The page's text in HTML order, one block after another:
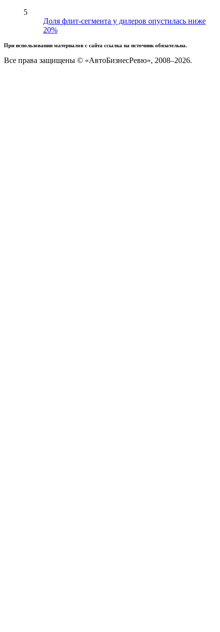
5
Доля флит-сегмента у дилеров опустилась ниже
20%
При использовании материалов с сайта ссылка на источник обязательна.
Все права защищены © «АвтоБизнесРевю», 2008–2026.